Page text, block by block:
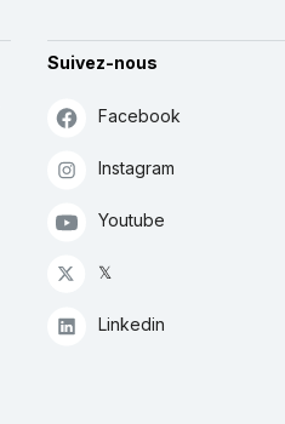
Suivez-nous
Facebook
Instagram
Youtube
𝕏
Linkedin